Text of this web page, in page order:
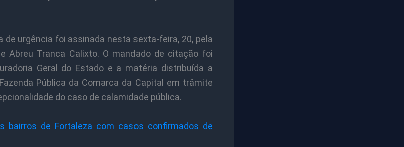
de urgência foi assinada nesta sexta-feira, 20, pela
Abreu Tranca Calixto. O mandado de citação foi
Geral do Estado e a matéria distribuída a
Pública da Comarca da Capital em trâmite
do caso de calamidade pública.
bairros de Fortaleza com casos confirmados de